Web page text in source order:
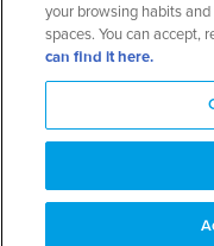
© 2026 ESADE
your browsing habits
spaces. You can accept,
can find it here.